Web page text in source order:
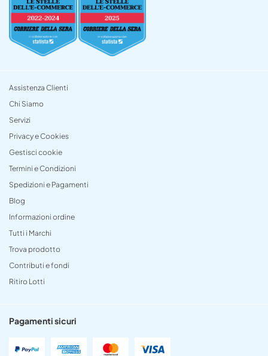
Assistenza Clienti
Chi Siamo
Servizi
Privacy e Cookies
Gestisci cookie
Termini e Condizioni
Spedizioni e Pagamenti
Blog
Informazioni ordine
Tutti i Marchi
Trova prodotto
Contributi e fondi
Ritiro Lotti
Pagamenti sicuri